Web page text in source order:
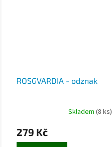
ROSGVARDIA - odznak
Skladem (8 ks)
279 Kč